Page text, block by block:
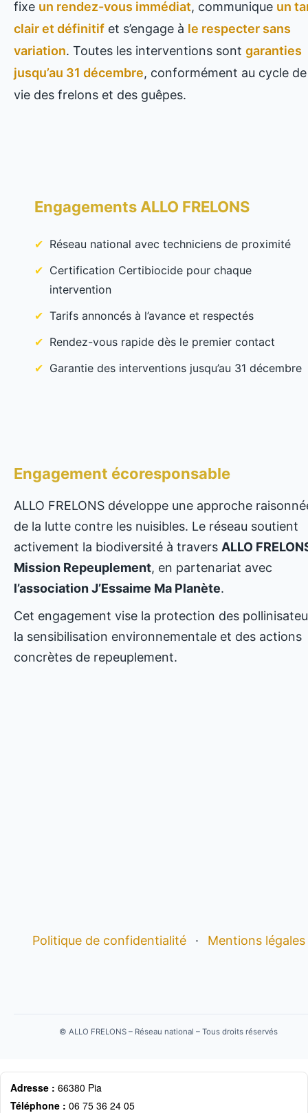
fixe un rendez-vous immédiat, communique un
clair et définitif et s’engage à le respecter sans
variation. Toutes les interventions sont garanties
jusqu’au 31 décembre, conformément au cycle de
vie des frelons et des guêpes.
Engagements ALLO FRELONS
Réseau national avec techniciens de proximité
Certification Certibiocide pour chaque
intervention
Tarifs annoncés à l’avance et respectés
Rendez-vous rapide dès le premier contact
Garantie des interventions jusqu’au 31 décembre
Engagement écoresponsable
ALLO FRELONS développe une approche
de la lutte contre les nuisibles. Le réseau soutient
activement la biodiversité à travers ALLO
Mission Repeuplement, en partenariat avec
l’association J’Essaime Ma Planète.
Cet engagement vise la protection des
la sensibilisation environnementale et des actions
concrètes de repeuplement.
Politique de confidentialité · Mentions légales
© ALLO FRELONS – Réseau national – Tous droits réservés
Adresse : 66380 Pia
Téléphone : 06 75 36 24 05